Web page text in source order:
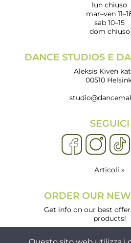
lun chiuso
mar–ven
sab 10–15
dom chiuso
DANCE STUDIOS E
Aleksis Kiven
00510
SEGUICI
Articoli »
ORDER OUR
Get info on our best
products!